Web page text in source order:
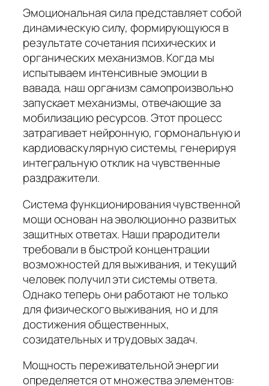
Эмоциональная сила представляет собой
динамическую силу, формирующуюся в
результате сочетания психических и
органических механизмов. Когда мы
испытываем интенсивные эмоции в
вавада, наш организм самопроизвольно
запускает механизмы, отвечающие за
мобилизацию ресурсов. Этот процесс
затрагивает нейронную, гормональную и
кардиоваскулярную системы, генерируя
интегральную отклик на чувственные
раздражители.
Система функционирования чувственной
мощи основан на эволюционно развитых
защитных ответах. Наши прародители
требовали в быстрой концентрации
возможностей для выживания, и текущий
человек получил эти системы ответа.
Однако теперь они работают не только
для физического выживания, но и для
достижения общественных,
созидательных и трудовых задач.
Мощность переживательной энергии
определяется от множества элементов: